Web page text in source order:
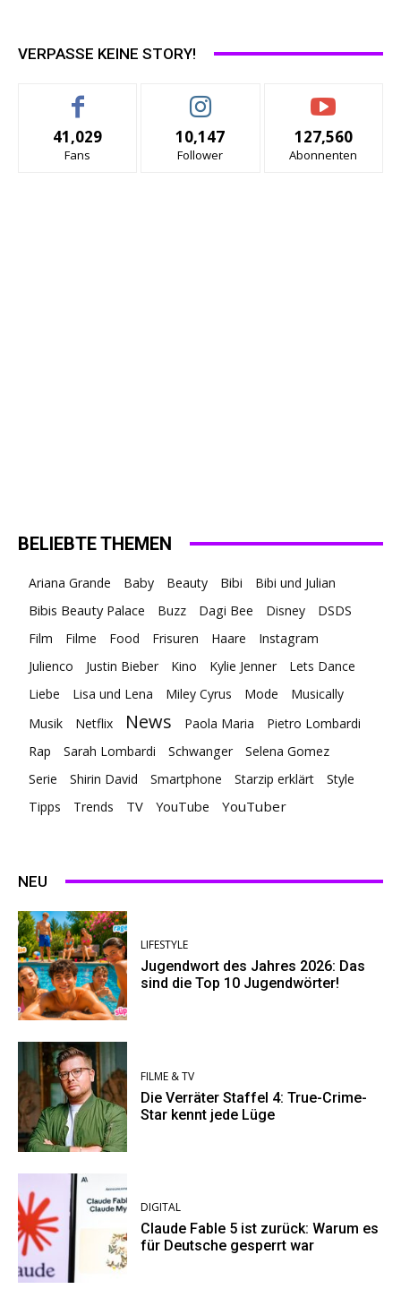
VERPASSE KEINE STORY!
41,029
Fans
10,147
Follower
127,560
Abonnenten
BELIEBTE THEMEN
Ariana Grande Baby Beauty Bibi Bibi und Julian
Bibis Beauty Palace Buzz Dagi Bee Disney
DSDS
Film
Filme Food Frisuren Haare
Instagram
Julienco
Justin Bieber Kino Kylie Jenner
Lets Dance
Liebe
Lisa und Lena Miley Cyrus Mode
Musically
Musik
Netflix News Paola Maria
Pietro Lombardi
Rap
Sarah Lombardi Schwanger
Selena Gomez
Serie
Shirin David Smartphone Starzip erklärt
Style
Tipps
Trends TV YouTube YouTuber
NEU
LIFESTYLE
Jugendwort des Jahres 2026: Das
sind die Top 10 Jugendwörter!
FILME & TV
Die Verräter Staffel 4: True-Crime-
Star kennt jede Lüge
DIGITAL
Claude Fable 5 ist zurück: Warum es
für Deutsche gesperrt war